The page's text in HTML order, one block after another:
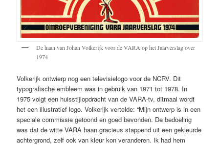
De haan van Johan Volkerijk voor de VARA op het Jaarverslag over
1974
Volkerijk ontwierp nog een televisielogo voor de NCRV. Dit
typografische embleem was in gebruik van 1971 tot 1978. In
1975 volgt een huisstijlopdracht van de VARA-tv, ditmaal wordt
het een illustratief logo. Volkerijk vertelde: “Mijn ontwerp is in een
speciale commissie getoond en goed bevonden. De bedoeling
was dat de witte VARA haan gracieus stappend uit een gekleurde
achtergrond, zelf ook van kleur kon veranderen. Ik had hem